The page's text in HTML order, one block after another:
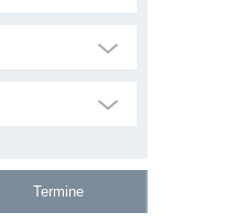
Termine